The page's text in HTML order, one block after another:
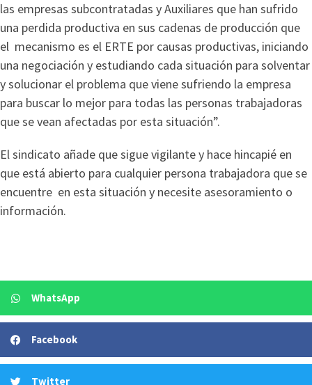
las empresas subcontratadas y Auxiliares que han sufrido
una perdida productiva en sus cadenas de producción que
el mecanismo es el ERTE por causas productivas, iniciando
una negociación y estudiando cada situación para solventar
y solucionar el problema que viene sufriendo la empresa
para buscar lo mejor para todas las personas trabajadoras
que se vean afectadas por esta situación”.
El sindicato añade que sigue vigilante y hace hincapié en
que está abierto para cualquier persona trabajadora que se
encuentre en esta situación y necesite asesoramiento o
información.
WhatsApp
Facebook
Twitter